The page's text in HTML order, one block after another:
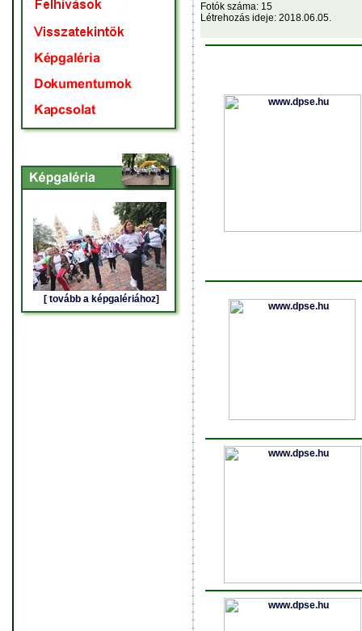
[ tovább a képgalériához]
Fotók száma: 15
Létrehozás ideje: 2018.06.05.